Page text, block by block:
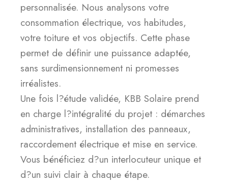
personnalisée. Nous analysons votre
consommation électrique, vos habitudes,
votre toiture et vos objectifs. Cette phase
permet de définir une puissance adaptée,
sans surdimensionnement ni promesses
irréalistes.
Une fois l?étude validée, KBB Solaire prend
en charge l?intégralité du projet : démarches
administratives, installation des panneaux,
raccordement électrique et mise en service.
Vous bénéficiez d?un interlocuteur unique et
d?un suivi clair à chaque étape.